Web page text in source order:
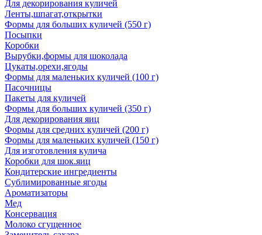
Для декорирования куличей
Ленты,шпагат,открытки
Формы для больших куличей (550 г)
Посыпки
Коробки
Вырубки,формы для шоколада
Цукаты,орехи,ягоды
Формы для маленьких куличей (100 г)
Пасочницы
Пакеты для куличей
Формы для больших куличей (350 г)
Для декорирования яиц
Формы для средних куличей (200 г)
Формы для маленьких куличей (150 г)
Для изготовления кулича
Коробки для шок.яиц
Кондитерские ингредиенты
Сублимированные ягоды
Ароматизаторы
Мед
Консервация
Молоко сгущенное